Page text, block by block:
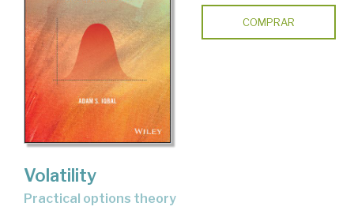
COMPRAR
Volatility
practical options theory